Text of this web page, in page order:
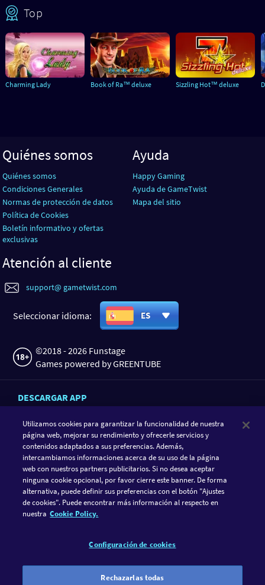
Top
Charming Lady Book of Ra™ deluxe Sizzling Hot™ deluxe
Quiénes somos
Quiénes somos
Condiciones Generales
Normas de protección de datos
Política de Cookies
Boletín informativo y ofertas
exclusivas
Ayuda
Happy Gaming
Ayuda de GameTwist
Mapa del sitio
Atención al cliente
support@ gametwist.com
Seleccionar idioma: ES
©2018 - 2026 Funstage
Games powered by GREENTUBE
DESCARGAR APP
SIGUE A GAMETWIST
GameTwist es un casino social. El juego debería ser solo
diversión y nada más. Por ese motivo solo puedes jugar con
Utilizamos cookies para garantizar la funcionalidad de nuestra
página web, mejorar su rendimiento y ofrecerle servicios y
contenidos adaptados a sus preferencias. Además,
intercambiamos informaciones acerca de su uso de la página
web con nuestros partners publicitarios. Si no desea aceptar
ninguna cookie opcional, por favor cierre este banner. De forma
alternativa, puede definir sus preferencias con el botón "Ajustes
de cookies". Puede encontrar más información al respecto en
nuestra Cookie Policy.
Configuración de cookies
Rechazarlas todas